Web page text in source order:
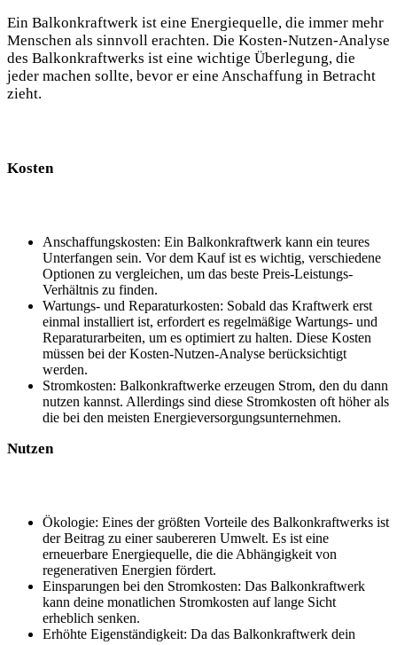
Ein​ Balkonkraftwerk ist eine Energiequelle, die ​immer ⁣mehr
Menschen ​als sinnvoll erachten. Die ‍Kosten-Nutzen-Analyse‌
des Balkonkraftwerks ist eine wichtige Überlegung,‌ die
⁣jeder machen sollte, ⁢bevor ⁢er eine Anschaffung​ in ⁢Betracht
zieht.
Kosten
Anschaffungskosten: Ein Balkonkraftwerk kann⁤ ein teures
Unterfangen⁣ sein. ⁣Vor dem​ Kauf ist es wichtig,‍ verschiedene⁤
Optionen ⁣zu‍ vergleichen, um das ⁤beste Preis-Leistungs-
Verhältnis‌ zu finden. ‌
Wartungs- und ⁣Reparaturkosten: Sobald das ⁣Kraftwerk ⁤erst ​
einmal‌ installiert ⁣ist, erfordert es regelmäßige Wartungs- und
⁣Reparaturarbeiten, um ‍es‌ optimiert ‍zu halten. Diese Kosten
müssen bei der​ Kosten-Nutzen-Analyse ⁢berücksichtigt
werden. ‍
Stromkosten:⁤ Balkonkraftwerke⁣ erzeugen Strom, den du dann
nutzen ⁤kannst. Allerdings ‌sind diese Stromkosten oft höher als
die ‌bei den meisten⁣ Energieversorgungsunternehmen.
Nutzen
Ökologie: Eines der ​größten Vorteile des Balkonkraftwerks ist
der Beitrag zu einer​ saubereren ⁤Umwelt. Es ist eine
erneuerbare Energiequelle, die die Abhängigkeit von
regenerativen‌ Energien fördert.
Einsparungen⁢ bei den Stromkosten: Das Balkonkraftwerk
kann deine monatlichen Stromkosten auf‌ lange Sicht
erheblich senken.
Erhöhte Eigenständigkeit: Da das Balkonkraftwerk dein